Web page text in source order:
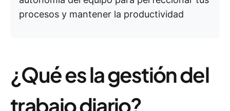
procesos y mantener la productividad
¿Qué es la gestión del
trabajo diario?